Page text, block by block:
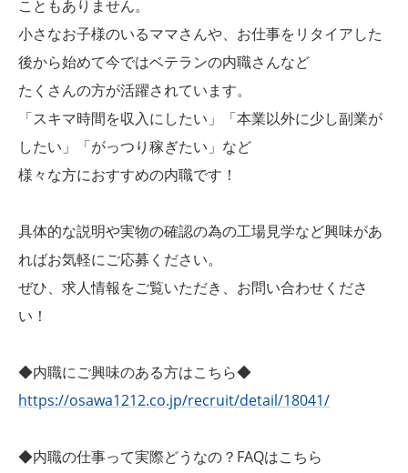
こともありません。
小さなお子様のいるママさんや、お仕事をリタイアした
後から始めて今ではベテランの内職さんなど
たくさんの方が活躍されています。
「スキマ時間を収入にしたい」「本業以外に少し副業が
したい」「がっつり稼ぎたい」など
様々な方におすすめの内職です！
具体的な説明や実物の確認の為の工場見学など興味があ
ればお気軽にご応募ください。
ぜひ、求人情報をご覧いただき、お問い合わせくださ
い！
◆内職にご興味のある方はこちら◆
https://osawa1212.co.jp/recruit/detail/18041/
◆内職の仕事って実際どうなの？FAQはこちら